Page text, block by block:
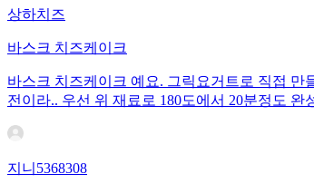
상하치즈
바스크 치즈케이크
바스크 치즈케이크 예요. 그릭요거트로 직접 만
전이라.. 우선 위 재료로 180도에서 20분정도
지니5368308